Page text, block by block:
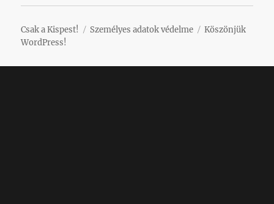
Csak a Kispest! Személyes adatok védelme
Köszönjük
WordPress!